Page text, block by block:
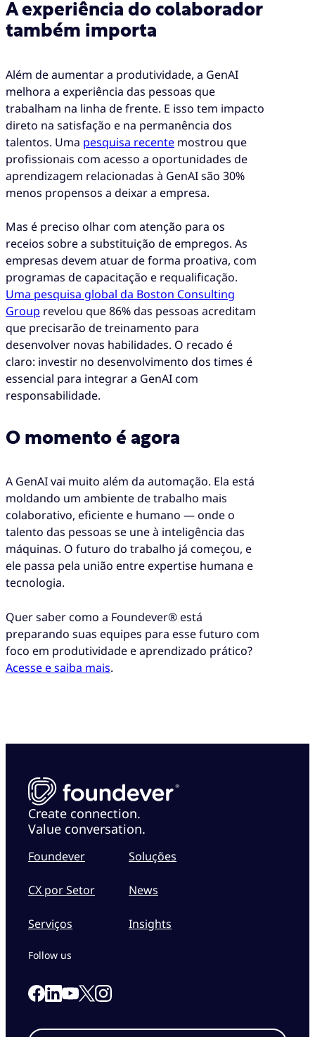
A experiência do colaborador
também importa
Além de aumentar a produtividade, a GenAI
melhora a experiência das pessoas que
trabalham na linha de frente. E isso tem impacto
direto na satisfação e na permanência dos
talentos. Uma pesquisa recente mostrou que
profissionais com acesso a oportunidades de
aprendizagem relacionadas à GenAI são 30%
menos propensos a deixar a empresa.
Mas é preciso olhar com atenção para os
receios sobre a substituição de empregos. As
empresas devem atuar de forma proativa, com
programas de capacitação e requalificação.
Uma pesquisa global da Boston Consulting
Group revelou que 86% das pessoas acreditam
que precisarão de treinamento para
desenvolver novas habilidades. O recado é
claro: investir no desenvolvimento dos times é
essencial para integrar a GenAI com
responsabilidade.
O momento é agora
A GenAI vai muito além da automação. Ela está
moldando um ambiente de trabalho mais
colaborativo, eficiente e humano — onde o
talento das pessoas se une à inteligência das
máquinas. O futuro do trabalho já começou, e
ele passa pela união entre expertise humana e
tecnologia.
Quer saber como a Foundever® está
preparando suas equipes para esse futuro com
foco em produtividade e aprendizado prático?
Acesse e saiba mais.
Create connection.
Value conversation.
Foundever
CX por Setor
Serviços
Soluções
News
Insights
Follow us
Link to our Facebook page
Link to our Linkedin page
Link to our Youtube page
Link to our X page
Link to our Instagram page